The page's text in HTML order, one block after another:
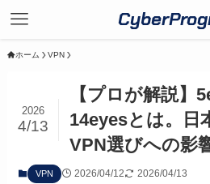
ホーム VPN
【プロが解説】
14eyesとは。日
VPN選びへの影
2026
4/13
VPN 2026/04/12 2026/04/13